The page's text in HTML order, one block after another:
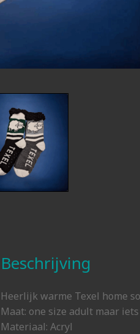
Beschrijving
Heerlijk warme Texel home
Maat: one size adult maar
Materiaal: Acryl